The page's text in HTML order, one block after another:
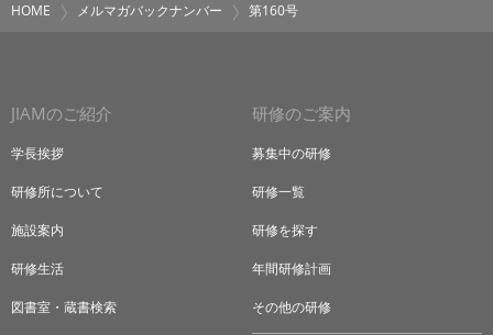
HOME メルマガバックナンバー 第160号
JIAMのご紹介
学長挨拶
研修所について
施設案内
研修生活
図書室・蔵書検索
研修のご案内
募集中の研修
研修一覧
研修を探す
年間研修計画
その他の研修